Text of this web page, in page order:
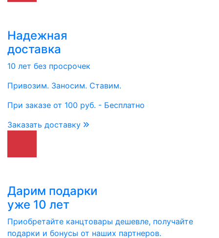
Надежная
доставка
10 лет без просрочек
Привозим. Заносим. Ставим.
При заказе от 100 руб. - Бесплатно
Заказать доставку
Дарим подарки
уже 10 лет
Приобретайте канцтовары дешевле, получайте
подарки и бонусы от наших партнеров.